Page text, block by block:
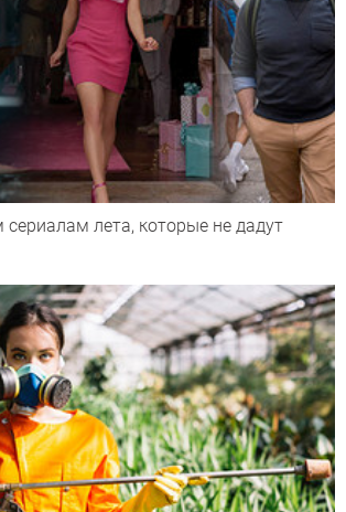
сериалам лета, которые не дадут